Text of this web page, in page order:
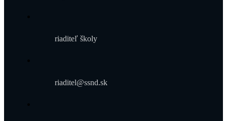
riaditeľ školy
riaditel@ssnd.sk